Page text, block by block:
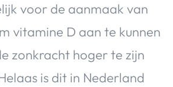
voor de aanmaak van
vitamine D aan te kunnen
zonkracht hoger te zijn
is dit in Nederland